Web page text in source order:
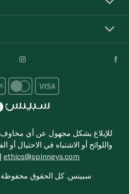
للإبلاغ بشكل مجهول عن أي مخاوف
واللوائح أو الاشتباه في الاحتيال
ethics@spinneys.com
© 2020-2026 سبينس. كل الحقوق محفوظة